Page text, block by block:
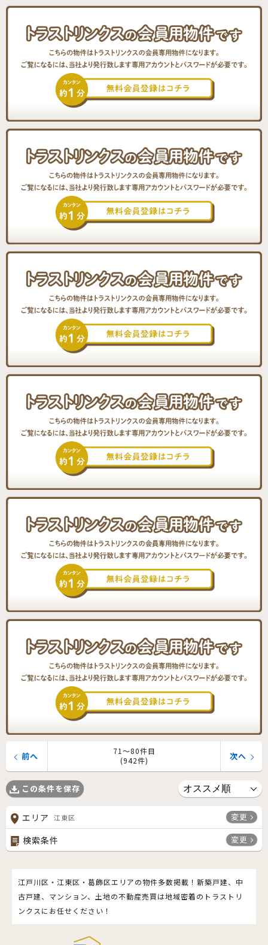
71〜80件目
(942件)
前へ 次へ
この条件を保存
エリア 江東区 変更
検索条件 変更
江戸川区・江東区・葛飾区エリアの物件多数掲載！新築戸建、中
古戸建、マンション、土地の不動産売買は地域密着のトラストリ
ンクスにお任せください！